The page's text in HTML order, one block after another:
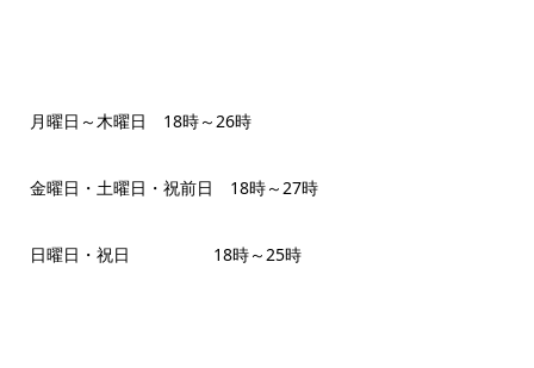
月曜日～木曜日 18時～26時
金曜日・土曜日・祝前日 18時～27時
日曜日・祝日 18時～25時